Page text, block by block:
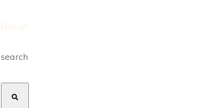
Design
search